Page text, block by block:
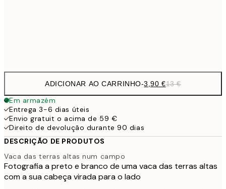
ADICIONAR AO CARRINHO-3,90 €13 €
Em armazém
Entrega 3-6 dias úteis
Envio gratuit o acima de 59 €
Direito de devolução durante 90 dias
DESCRIÇÃO DE PRODUTOS
Vaca das terras altas num campo
Fotografia a preto e branco de uma vaca das terras altas
com a sua cabeça virada para o lado